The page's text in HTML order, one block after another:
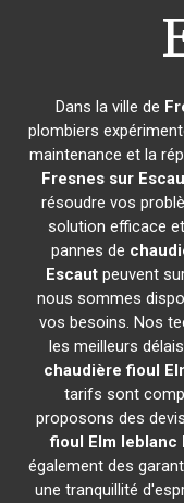
Dans la ville de
plombiers
maintenance et la
Fresnes sur
résoudre vos
solution efficace
pannes de
Escautpeuvent
nous sommes
vos besoins. Nos
les meilleurs
chaudière fioul
tarifs sont
proposons des
fioul Elm leblanc
également des
une tranquillité